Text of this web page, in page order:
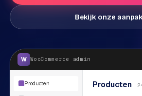
n
o
e
b
h
r
k
e
Bekijk onze
W WooCommerce admin
Producten Producten